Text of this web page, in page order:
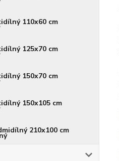
110x60 cm
125x70 cm
150x70 cm
150x105 cm
210x100 cm